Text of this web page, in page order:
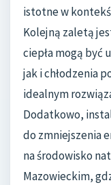
istotne w
Kolejną zaletą
ciepła mogą być
jak i chłodzenia
idealnym
Dodatkowo,
do zmniejszenia
na środowisko
Mazowieckim,